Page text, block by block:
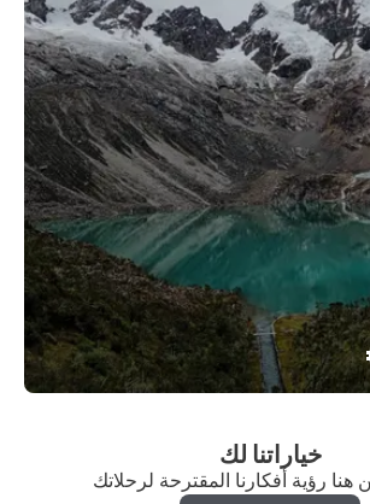
خياراتنا لك
رؤية أفكارنا المقترحة لرحلاتك